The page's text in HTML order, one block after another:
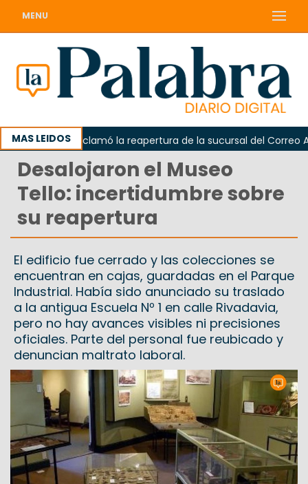
MENU
MAS LEIDOS
Odarda reclamó la reapertura de la sucursal del Correo
Desalojaron el Museo
Tello: incertidumbre sobre
su reapertura
El edificio fue cerrado y las colecciones se
encuentran en cajas, guardadas en el Parque
Industrial. Había sido anunciado su traslado
a la antigua Escuela Nº 1 en calle Rivadavia,
pero no hay avances visibles ni precisiones
oficiales. Parte del personal fue reubicado y
denuncian maltrato laboral.